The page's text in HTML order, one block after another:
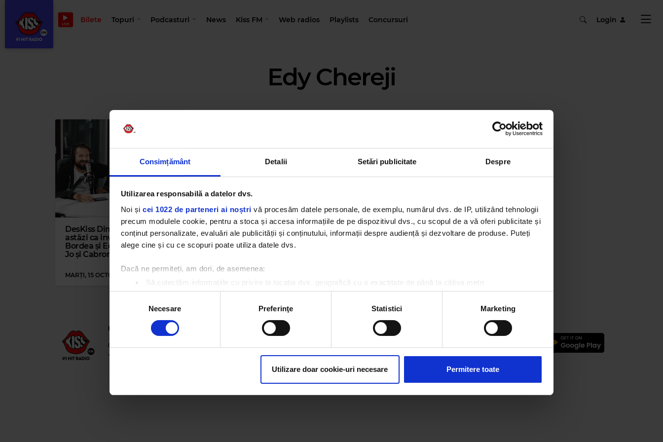
Consimțământ Detalii Setări publicitate Despre
Utilizarea responsabilă a datelor dvs.
Noi și cei 1022 de parteneri ai noștri vă procesăm datele personale, de exemplu, numărul dvs. de IP, utilizând tehnologii
precum modulele cookie, pentru a stoca și accesa informațiile de pe dispozitivul dvs., cu scopul de a vă oferi publicitate și
conținut personalizate, evaluări ale publicității și conținutului, informații despre audiență și dezvoltare de produse. Puteți
alege cine și cu ce scopuri poate utiliza datele dvs.
Dacă ne permiteți, am dori, de asemenea:
Să colectăm informațiile cu privire la locația dvs. geografică cu o exactitate de până la câțiva metri
Să vă identificăm dispozitivul scanândul-l în mod activ după caracteristici specifice (amprentare)
Găsiți mai multe informații despre procesarea datelor dvs. personale și configurați-vă preferințele la
secțiunea cu detalii
Vă puteți modifica sau retrage oricând acordul din Declarația despre modulele cookie.
traficul. De asemenea, le oferim partenerilor de rețele sociale, de publicitate și de analize informații cu privire la modul în
care folosiți site-ul nostru. Aceștia le pot combina cu alte informații oferite de dvs. sau culese în urma folosirii serviciilor
consimțământului
Necesare Preferinţe Statistici Marketing
Utilizare doar cookie-uri necesare Permitere toate
LIVE Bilete Topuri Podcasturi News Kiss FM Web radios Playlists Concursuri Login
Edy Chereji
DesKiss Dimineața i-a avut
astăzi ca invitați pe Cătălin
Bordea și Edy Chereji, Jazzy
Jo și Cabron
MARȚI, 15 OCTOMBRIE 2024
Ne distrăm, dar ne și
implicăm! Află cum poți
dona pentru proiectul
Edy Chereji - „David Guetta
și Martin Garrix vor fi și anul
Kiss FM – #1 Hit Radio
021 318 8000
Termeni și condiții
Despre cookie-uri CNA